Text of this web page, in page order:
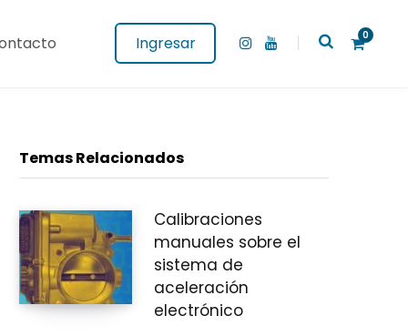
Ingresar
I
0
Temas Relacionados
Calibraciones
manuales sobre el
sistema de
aceleración
electrónico